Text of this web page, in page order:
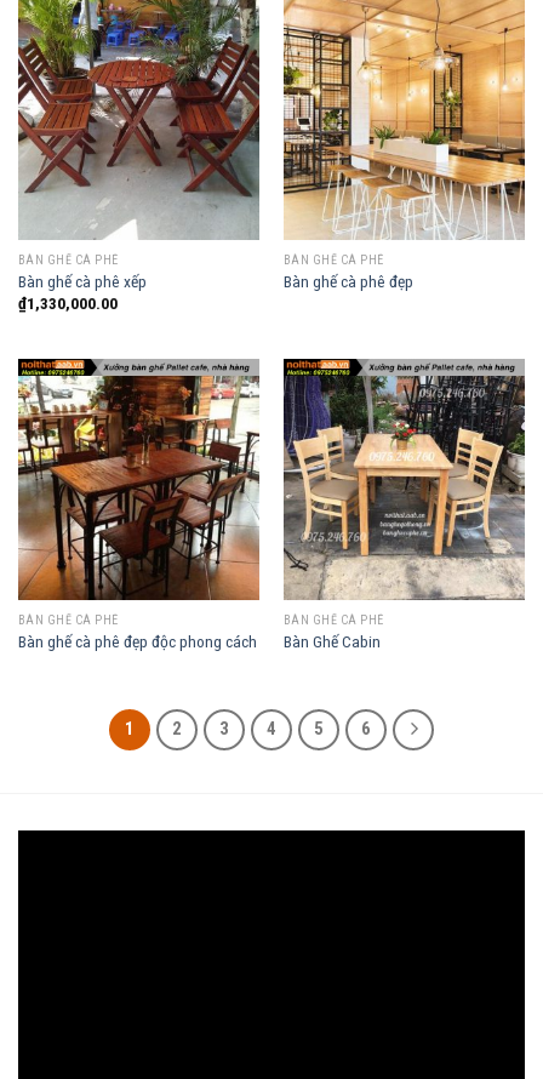
BÀN GHẾ CÀ PHÊ
Bàn ghế cà phê xếp
₫1,330,000.00
BÀN GHẾ CÀ PHÊ
Bàn ghế cà phê đẹp
BÀN GHẾ CÀ PHÊ
Bàn ghế cà phê đẹp độc phong cách
BÀN GHẾ CÀ PHÊ
Bàn Ghế Cabin
1 2 3 4 5 6